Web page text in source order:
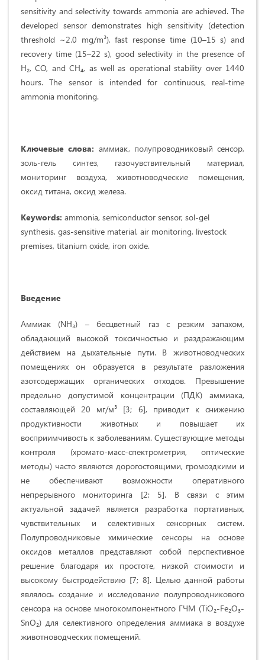
sensitivity and selectivity towards ammonia are achieved. The
developed sensor demonstrates high sensitivity (detection
threshold ~2.0 mg/m³), fast response time (10–15 s) and
recovery time (15–22 s), good selectivity in the presence of
H₂, CO, and CH₄, as well as operational stability over 1440
hours. The sensor is intended for continuous, real-time
ammonia monitoring.
Ключевые слова: аммиак, полупроводниковый сенсор,
золь-гель синтез, газочувствительный материал,
мониторинг воздуха, животноводческие помещения,
оксид титана, оксид железа.
Keywords: ammonia, semiconductor sensor, sol-gel
synthesis, gas-sensitive material, air monitoring, livestock
premises, titanium oxide, iron oxide.
Введение
Аммиак (NH₃) – бесцветный газ с резким запахом,
обладающий высокой токсичностью и раздражающим
действием на дыхательные пути. В животноводческих
помещениях он образуется в результате разложения
азотсодержащих органических отходов. Превышение
предельно допустимой концентрации (ПДК) аммиака,
составляющей 20 мг/м³ [3; 6], приводит к снижению
продуктивности животных и повышает их
восприимчивость к заболеваниям. Существующие методы
контроля (хромато-масс-спектрометрия, оптические
методы) часто являются дорогостоящими, громоздкими и
не обеспечивают возможности оперативного
непрерывного мониторинга [2; 5]. В связи с этим
актуальной задачей является разработка портативных,
чувствительных и селективных сенсорных систем.
Полупроводниковые химические сенсоры на основе
оксидов металлов представляют собой перспективное
решение благодаря их простоте, низкой стоимости и
высокому быстродействию [7; 8]. Целью данной работы
являлось создание и исследование полупроводникового
сенсора на основе многокомпонентного ГЧМ (TiO₂-Fe₂O₃-
SnO₂) для селективного определения аммиака в воздухе
животноводческих помещений.